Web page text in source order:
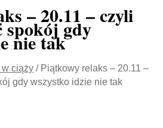
– 20.11 – czyli
spokój gdy
nie tak
w ciąży / Piątkowy relaks – 20.11 –
gdy wszystko idzie nie tak